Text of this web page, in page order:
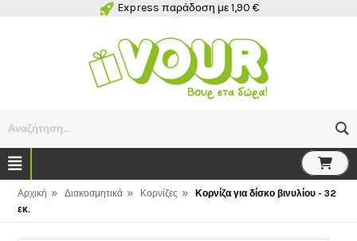
Express παράδοση με 1,90 €
Αναζήτηση...
Αρχική » Διακοσμητικά » Κορνίζες »
Κορνίζα για δίσκο βινυλίου - 32
εκ.